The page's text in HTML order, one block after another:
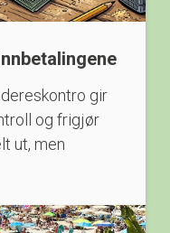
gir
og frigjør
ut, men